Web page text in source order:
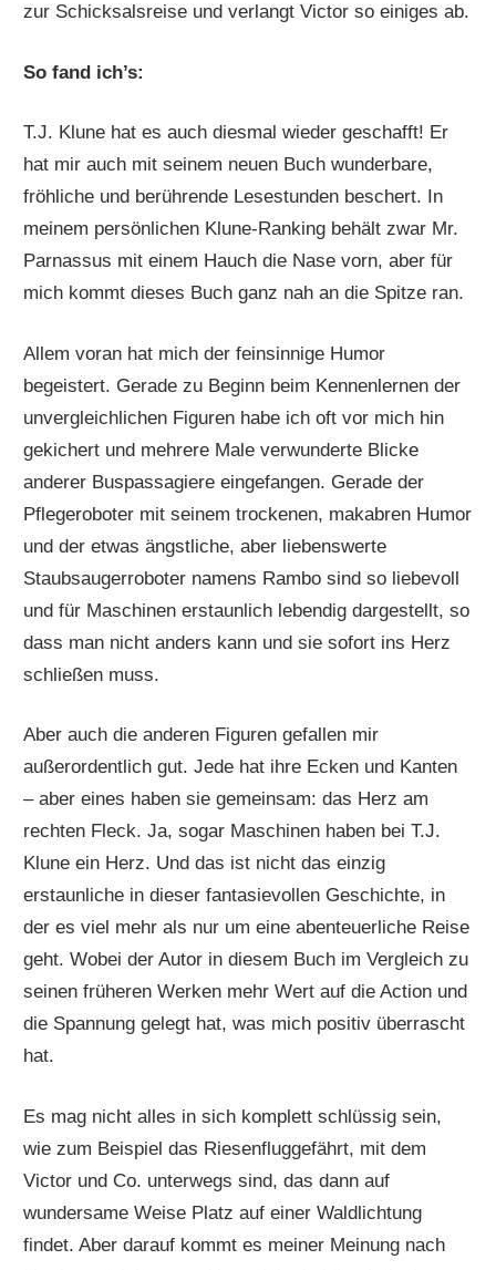
zur Schicksalsreise und verlangt Victor so einiges ab.
So fand ich’s:
T.J. Klune hat es auch diesmal wieder geschafft! Er
hat mir auch mit seinem neuen Buch wunderbare,
fröhliche und berührende Lesestunden beschert. In
meinem persönlichen Klune-Ranking behält zwar Mr.
Parnassus mit einem Hauch die Nase vorn, aber für
mich kommt dieses Buch ganz nah an die Spitze ran.
Allem voran hat mich der feinsinnige Humor
begeistert. Gerade zu Beginn beim Kennenlernen der
unvergleichlichen Figuren habe ich oft vor mich hin
gekichert und mehrere Male verwunderte Blicke
anderer Buspassagiere eingefangen. Gerade der
Pflegeroboter mit seinem trockenen, makabren Humor
und der etwas ängstliche, aber liebenswerte
Staubsaugerroboter namens Rambo sind so liebevoll
und für Maschinen erstaunlich lebendig dargestellt, so
dass man nicht anders kann und sie sofort ins Herz
schließen muss.
Aber auch die anderen Figuren gefallen mir
außerordentlich gut. Jede hat ihre Ecken und Kanten
– aber eines haben sie gemeinsam: das Herz am
rechten Fleck. Ja, sogar Maschinen haben bei T.J.
Klune ein Herz. Und das ist nicht das einzig
erstaunliche in dieser fantasievollen Geschichte, in
der es viel mehr als nur um eine abenteuerliche Reise
geht. Wobei der Autor in diesem Buch im Vergleich zu
seinen früheren Werken mehr Wert auf die Action und
die Spannung gelegt hat, was mich positiv überrascht
hat.
Es mag nicht alles in sich komplett schlüssig sein,
wie zum Beispiel das Riesenfluggefährt, mit dem
Victor und Co. unterwegs sind, das dann auf
wundersame Weise Platz auf einer Waldlichtung
findet. Aber darauf kommt es meiner Meinung nach